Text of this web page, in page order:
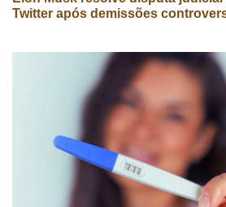
Twitter após demissões